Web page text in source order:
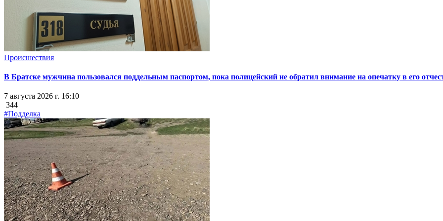
Происшествия
В Братске мужчина пользовался поддельным паспортом, пока полицейский не обратил внимание на опечатку в его
7 августа 2026 г. 16:10
344
#Подделка